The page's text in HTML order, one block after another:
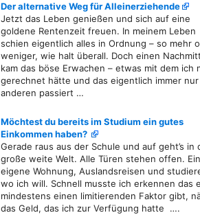
Der alternative Weg für Alleinerziehende
Jetzt das Leben genießen und sich auf eine
goldene Rentenzeit freuen. In meinem Leben
schien eigentlich alles in Ordnung – so mehr
weniger, wie halt überall. Doch einen
kam das böse Erwachen – etwas mit dem ich
gerechnet hätte und das eigentlich immer nur
anderen passiert …
Möchtest du bereits im Studium ein gutes
Einkommen haben?
Gerade raus aus der Schule und auf geht’s in
große weite Welt. Alle Türen stehen offen.
eigene Wohnung, Auslandsreisen und
wo ich will. Schnell musste ich erkennen das
mindestens einen limitierenden Faktor gibt,
das Geld, das ich zur Verfügung hatte ….